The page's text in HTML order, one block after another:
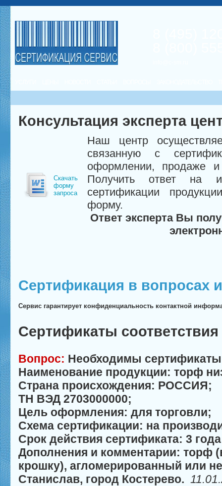
Консультация эксперта
Скачать
форму
запроса
Наш центр
связанную с
оформлении, продаже и
Получить ответ на
сертификации
форму.
Ответ эксперта Вы
Сертификация в вопросах
Сервис гарантирует конфиденциальность контактной
Сертификаты
Вопрос: Необходимы сертификаты
Наименование продукции: торф
Страна происхождения: РОССИЯ;
ТН ВЭД 2703000000;
Цель оформления: для торговли;
Схема сертификации: на
Срок действия сертификата: 3
Дополнения и комментарии: торф
крошку), агломерированный или
Станислав, город Костерево.